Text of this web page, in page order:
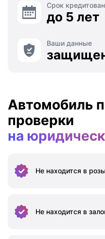
Срок
до 5 лет
Ваши данные
Автомобиль
проверки
на
Не находится в
Не находится в